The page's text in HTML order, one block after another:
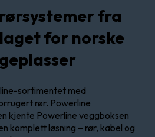
fra
for norske
sortimentet med
rør. Powerline
kjente Powerline veggboksen
komplett løsning – rør, kabel og